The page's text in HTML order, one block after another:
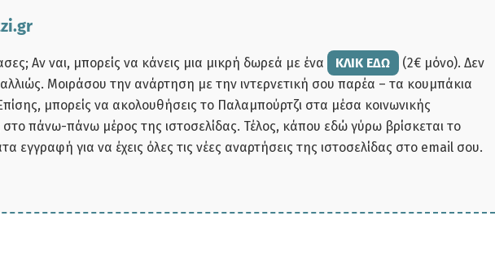
Αν ναι, μπορείς να κάνεις μια μικρή δωρεά με ένα ΚΛΙΚ ΕΔΩ
(2€ μόνο). Δεν
αλλιώς. Μοιράσου την ανάρτηση με την ιντερνετική σου παρέα – τα κουμπάκια
μπορείς να ακολουθήσεις το Παλαμπούρτζι στα μέσα κοινωνικής
πάνω-πάνω μέρος της ιστοσελίδας. Τέλος, κάπου εδώ γύρω βρίσκεται το
εγγραφή για να έχεις όλες τις νέες αναρτήσεις της ιστοσελίδας στο email σου.